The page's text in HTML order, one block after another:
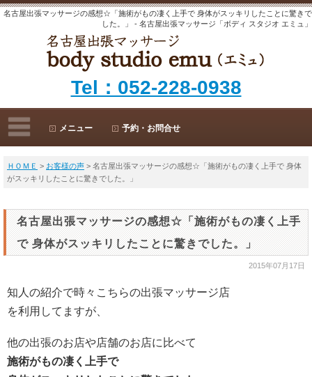
名古屋出張マッサージの感想☆「施術がもの凄く上手で 身体がスッキリしたことに驚きで
した。」 - 名古屋出張マッサージ「ボディ スタジオ エミュ」
Tel：052-228-0938
メニュー 予約・お問合せ
ＨＯＭＥ > お客様の声 > 名古屋出張マッサージの感想☆「施術がもの凄く上手で 身体
がスッキリしたことに驚きでした。」
名古屋出張マッサージの感想☆「施術がもの凄く上手
で 身体がスッキリしたことに驚きでした。」
2015年07月17日
知人の紹介で時々こちらの出張マッサージ店
を利用してますが、
他の出張のお店や店舗のお店に比べて
施術がもの凄く上手で